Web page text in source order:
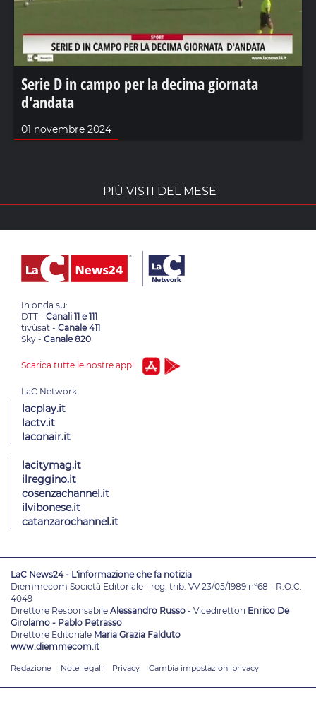
Serie D in campo per la decima giornata
d'andata
01 novembre 2024
PIÙ VISTI DEL MESE
In onda su:
DTT - Canali 11 e 111
tivùsat - Canale 411
Sky - Canale 820
Scarica tutte le nostre app!
lacplay.it
lactv.it
laconair.it
lacitymag.it
ilreggino.it
cosenzachannel.it
ilvibonese.it
catanzarochannel.it
LaC News24 - L'informazione che fa notizia
Diemmecom Società Editoriale - reg. trib. VV 23/05/1989 n°68 - R.O.C.
4049
Direttore Responsabile Alessandro Russo - Vicedirettori Enrico De
Girolamo - Pablo Petrasso
Direttore Editoriale Maria Grazia Falduto
www.diemmecom.it
Redazione Note legali Privacy Cambia impostazioni privacy